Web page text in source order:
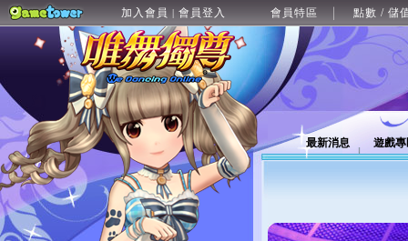
加入會員 | 會員登入 會員特區 點數 / 儲
最新消息 遊戲